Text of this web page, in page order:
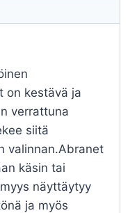
on kestävä ja
verrattuna
siitä
valinnan.Abranet
käsin tai
näyttäytyy
ja myös